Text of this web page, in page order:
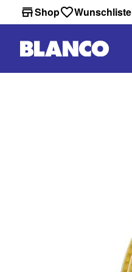
Shop Wunschliste